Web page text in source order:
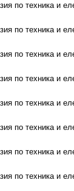
по техника и
по техника и
по техника и
по техника и
по техника и
по техника и
по техника и
по техника и